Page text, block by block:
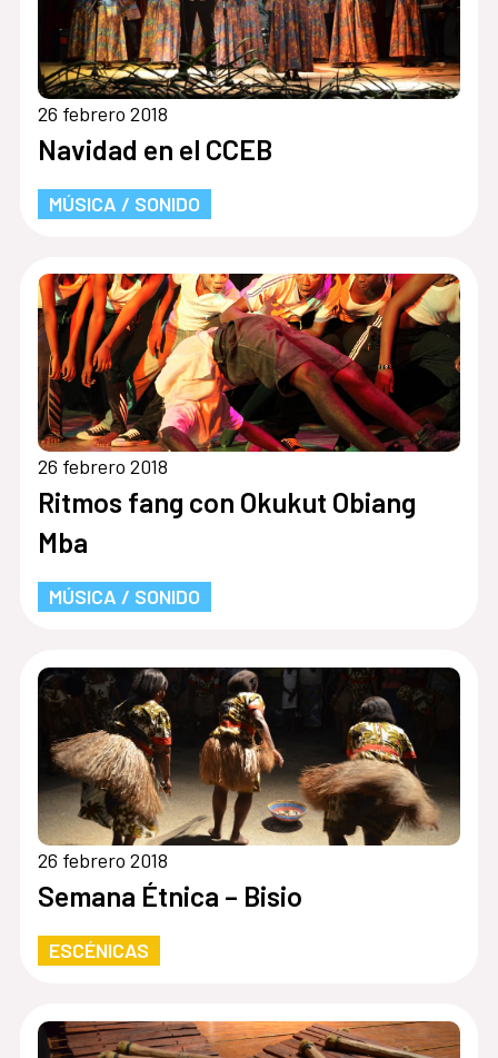
26 febrero 2018
Navidad en el CCEB
MÚSICA / SONIDO
26 febrero 2018
Ritmos fang con Okukut Obiang
Mba
MÚSICA / SONIDO
26 febrero 2018
Semana Étnica – Bisio
ESCÉNICAS